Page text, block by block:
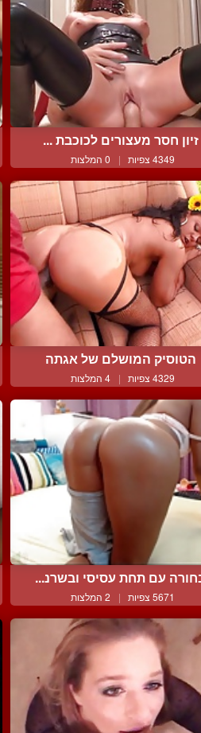
זיון חסר מעצורים לכוכבת ...
4349 צפיות | 0 המלצות
הטוסיק המושלם של אגתה
4329 צפיות | 4 המלצות
עם תחת עסיסי ובשרנ...
5671 צפיות | 2 המלצות